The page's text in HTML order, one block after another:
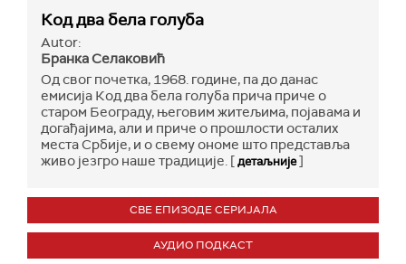
Код два бела голуба
Autor:
Бранка Селаковић
Од свог почетка, 1968. године, па до данас
емисија Код два бела голуба прича приче о
старом Београду, његовим житељима, појавама и
догађајима, али и приче о прошлости осталих
места Србије, и о свему ономе што представља
живо језгро наше традиције. [детаљније]
СВЕ ЕПИЗОДЕ СЕРИЈАЛА
АУДИО ПОДКАСТ